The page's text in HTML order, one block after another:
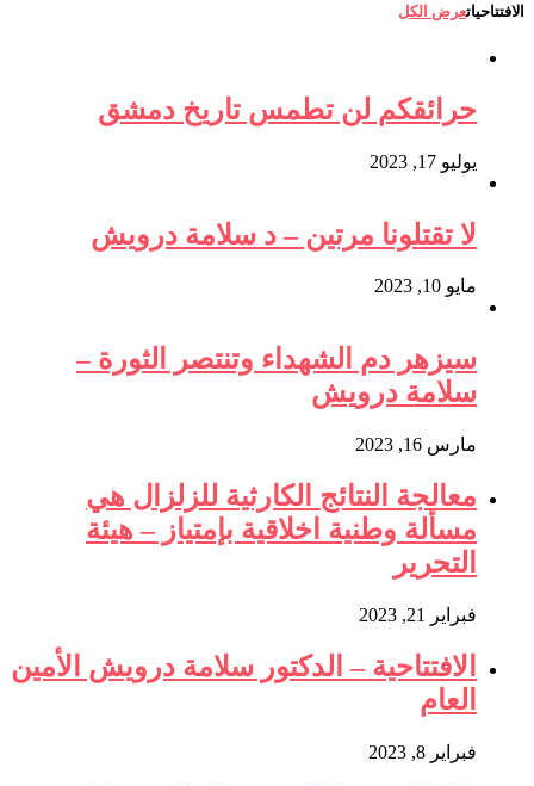
الافتتاحياتعرض الكل
حرائقكم لن تطمس تاريخ دمشق
يوليو 17, 2023
لا تقتلونا مرتين – د سلامة درويش
مايو 10, 2023
سيزهر دم الشهداء وتنتصر الثورة –
سلامة درويش
مارس 16, 2023
معالجة النتائج الكارثية للزلزال هي
مسألة وطنية اخلاقية بإمتياز – هيئة
التحرير
فبراير 21, 2023
الافتتاحية – الدكتور سلامة درويش الأمين
العام
فبراير 8, 2023